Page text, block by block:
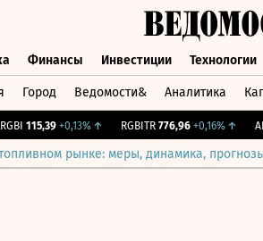
Финансы Инвестиции Технологии
Город Ведомости& Аналитика
RGBI 115,39 +0,13%↑ RGBITR 776,96 +0,16%↑
рынке: меры, динамика,